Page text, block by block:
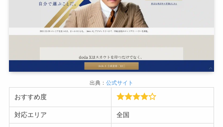
出典： 公式サイト
おすすめ度
対応エリア 全国